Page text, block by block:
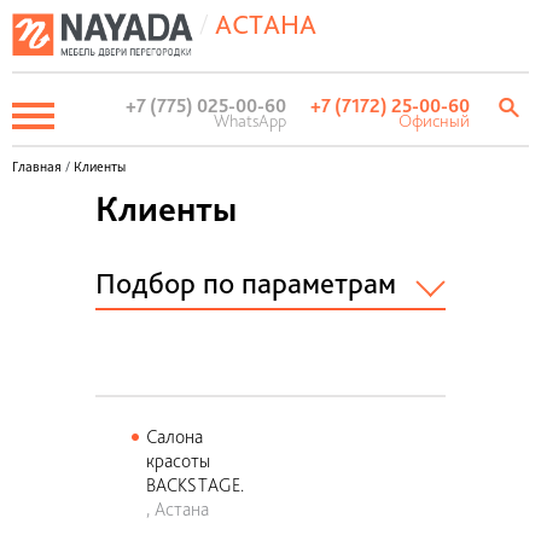
/ АСТАНА
+7 (775) 025-00-60
WhatsApp
+7 (7172) 25-00-60
Офисный
Главная / Клиенты
Клиенты
Подбор по параметрам
Риэлтерские компании
дизайн бюро
Салона
красоты
BACKSTAGE.
Астана